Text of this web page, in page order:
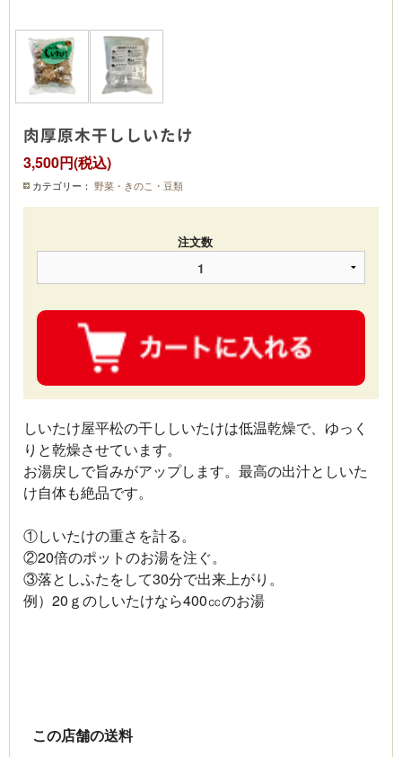
肉厚原木干ししいたけ
3,500円(税込)
カテゴリー： 野菜・きのこ・豆類
注文数
しいたけ屋平松の干ししいたけは低温乾燥で、ゆっく
りと乾燥させています。
お湯戻しで旨みがアップします。最高の出汁としいた
け自体も絶品です。
①しいたけの重さを計る。
②20倍のポットのお湯を注ぐ。
③落としふたをして30分で出来上がり。
例）20ｇのしいたけなら400㏄のお湯
この店舗の送料